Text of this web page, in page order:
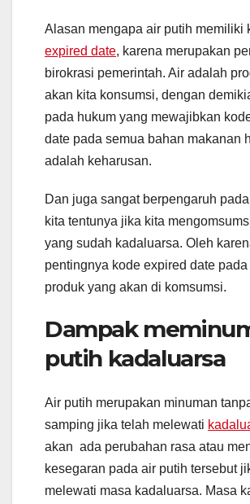
Alasan mengapa air putih memiliki
expired date, karena merupakan
birokrasi pemerintah. Air adalah
akan kita konsumsi, dengan
pada hukum yang mewajibkan
date pada semua bahan makanan
adalah keharusan.
Dan juga sangat berpengaruh
kita tentunya jika kita
yang sudah kadaluarsa. Oleh
pentingnya kode expired date
produk yang akan di komsumsi.
Dampak
putih kadaluarsa
Air putih merupakan minuman
samping jika telah melewati
akan ada perubahan rasa atau
kesegaran pada air putih tersebut
melewati masa kadaluarsa. Masa